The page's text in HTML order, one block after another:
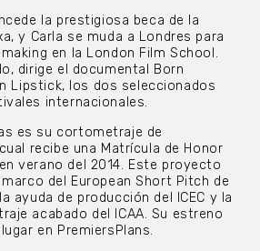
la prestigiosa beca de la
y Carla se muda a Londres para
en la London Film School.
dirige el documental Born
Lipstick, los dos seleccionados
internacionales.
es su cortometraje de
recibe una Matrícula de Honor
verano del 2014. Este proyecto
del European Short Pitch de
ayuda de producción del ICEC y la
acabado del ICAA. Su estreno
en PremiersPlans.